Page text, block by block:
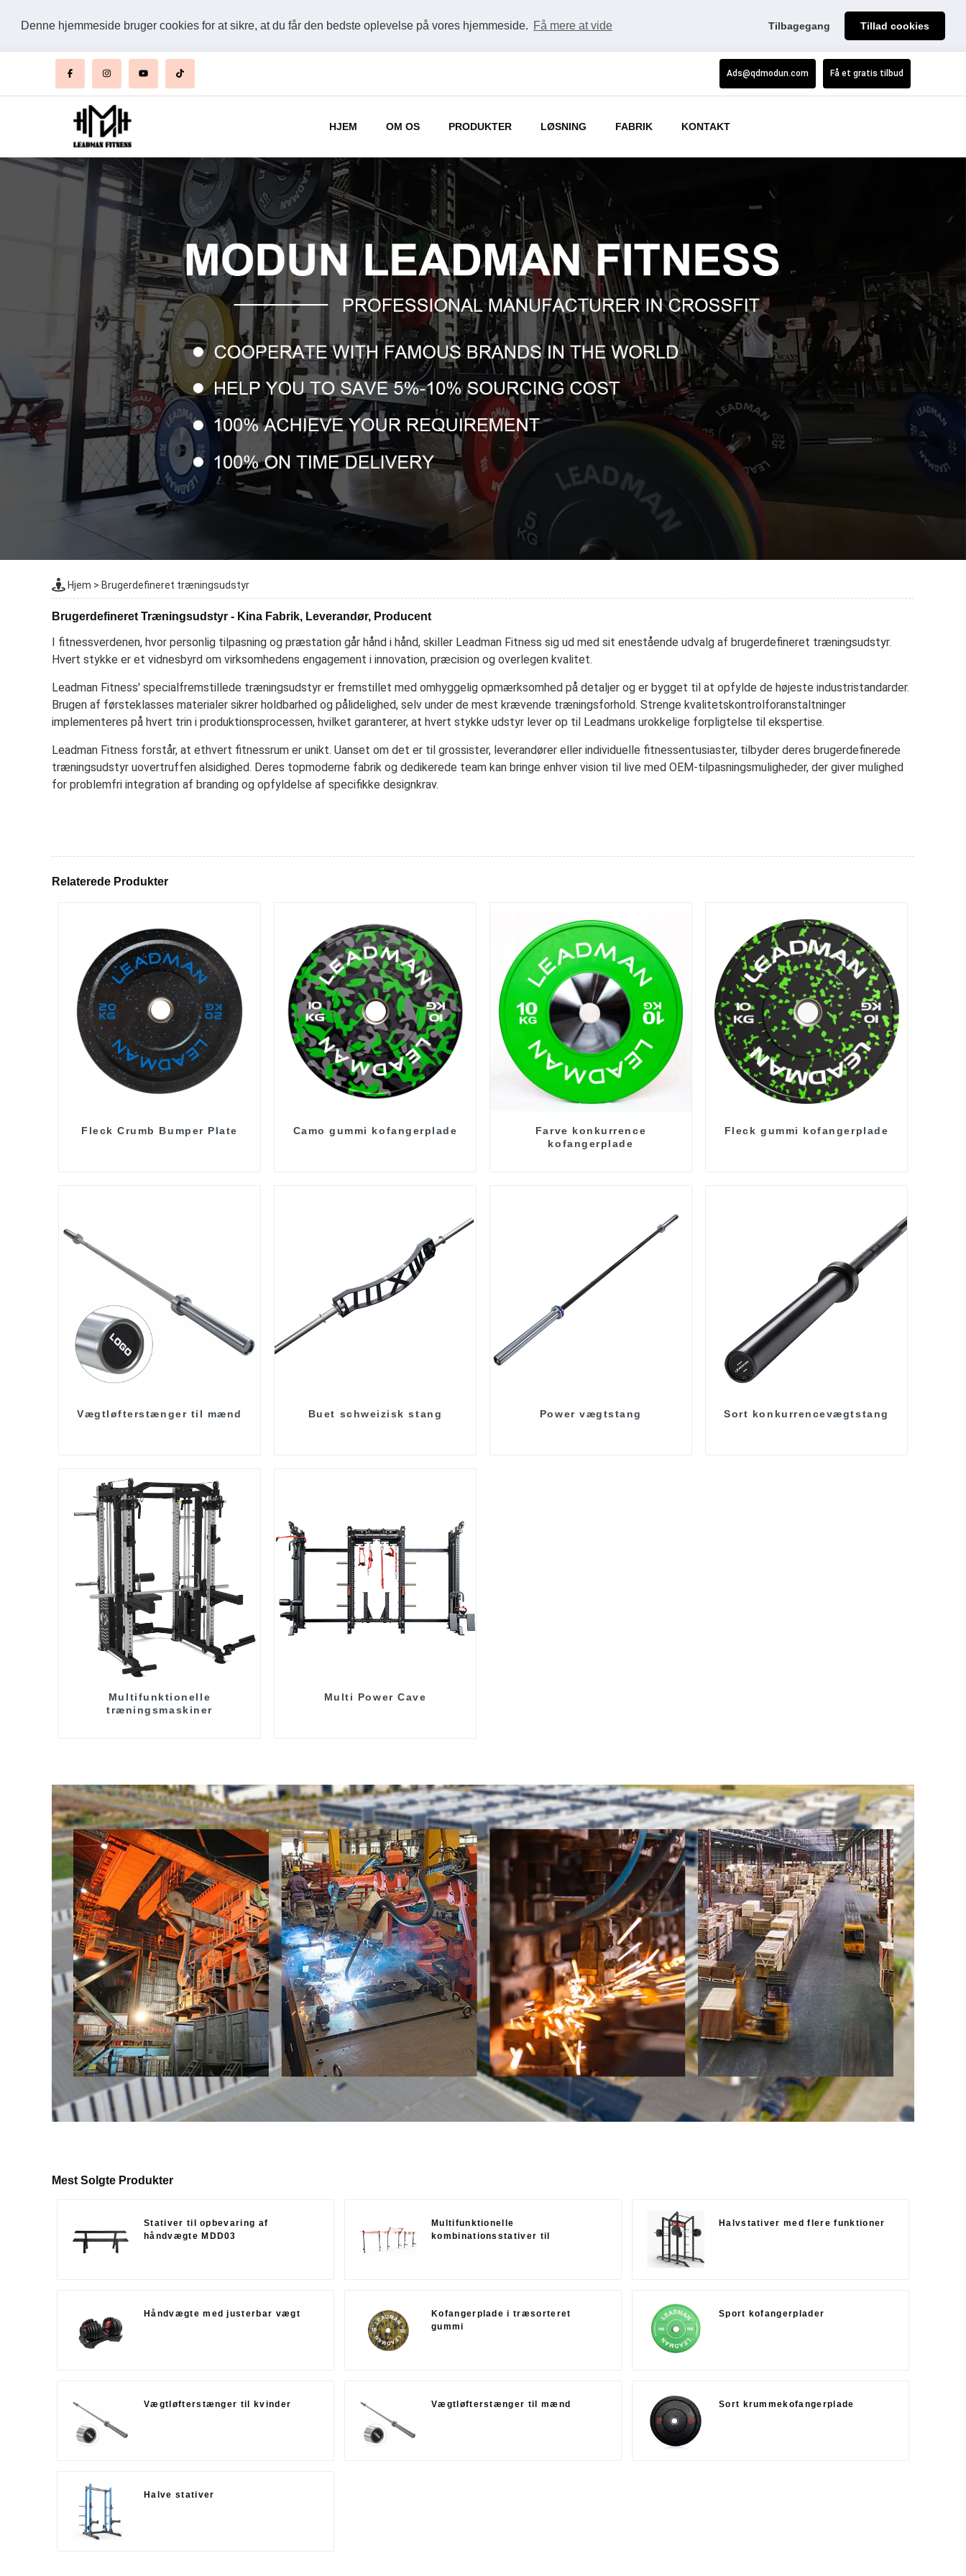
Denne hjemmeside bruger cookies for at sikre, at du får den bedste oplevelse på vores hjemmeside. Få mere at vide Tilbagegang Tillad cookies
Ads@qdmodun.com Få et gratis tilbud
HJEM OM OS PRODUKTER LØSNING FABRIK KONTAKT
Hjem > Brugerdefineret træningsudstyr
Brugerdefineret Træningsudstyr - Kina Fabrik, Leverandør, Producent
I fitnessverdenen, hvor personlig tilpasning og præstation går hånd i hånd, skiller Leadman Fitness sig ud med sit enestående udvalg af brugerdefineret træningsudstyr.
Hvert stykke er et vidnesbyrd om virksomhedens engagement i innovation, præcision og overlegen kvalitet.
Leadman Fitness' specialfremstillede træningsudstyr er fremstillet med omhyggelig opmærksomhed på detaljer og er bygget til at opfylde de højeste industristandarder.
Brugen af førsteklasses materialer sikrer holdbarhed og pålidelighed, selv under de mest krævende træningsforhold. Strenge kvalitetskontrolforanstaltninger
implementeres på hvert trin i produktionsprocessen, hvilket garanterer, at hvert stykke udstyr lever op til Leadmans urokkelige forpligtelse til ekspertise.
Leadman Fitness forstår, at ethvert fitnessrum er unikt. Uanset om det er til grossister, leverandører eller individuelle fitnessentusiaster, tilbyder deres brugerdefinerede
træningsudstyr uovertruffen alsidighed. Deres topmoderne fabrik og dedikerede team kan bringe enhver vision til live med OEM-tilpasningsmuligheder, der giver mulighed
for problemfri integration af branding og opfyldelse af specifikke designkrav.
Relaterede Produkter
Fleck Crumb Bumper Plate Camo gummi kofangerplade
Farve konkurrence
kofangerplade
Fleck gummi kofangerplade
Vægtløfterstænger til mænd Buet schweizisk stang Power vægtstang Sort konkurrencevægtstang
Multifunktionelle
træningsmaskiner
Multi Power Cave
Mest Solgte Produkter
Stativer til opbevaring af
håndvægte MDD03
Multifunktionelle
kombinationsstativer til
Halvstativer med flere funktioner
Håndvægte med justerbar vægt
Kofangerplade i træsorteret
gummi
Sport kofangerplader
Vægtløfterstænger til kvinder Vægtløfterstænger til mænd Sort krummekofangerplade
Halve stativer